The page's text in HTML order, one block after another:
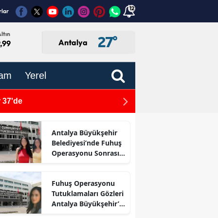
12
Antalya 27°
Yerel
37'de Gazipaşa’da Geceyi
Antalya Büyükşehir
Belediyesi’nde Fuhuş
Operasyonu Sonrası
Fuhuş Operasyonu
Tutuklamaları Gözleri
Antalya Büyükşehir’e